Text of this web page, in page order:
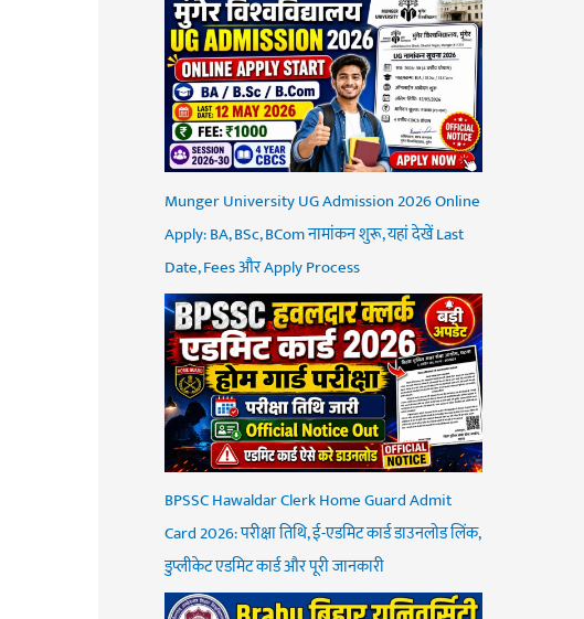
Munger University UG Admission 2026 Online
Apply: BA, BSc, BCom नामांकन शुरू, यहां देखें Last
Date, Fees और Apply Process
BPSSC Hawaldar Clerk Home Guard Admit
Card 2026: परीक्षा तिथि, ई-एडमिट कार्ड डाउनलोड लिंक,
डुप्लीकेट एडमिट कार्ड और पूरी जानकारी